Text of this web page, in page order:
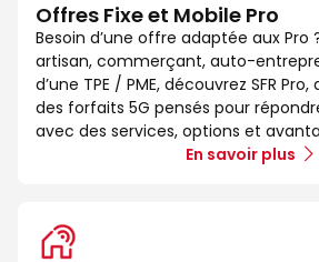
Offres Fixe et Mobile Pro
Besoin d’une offre adaptée aux Pro
artisan, commerçant, auto-
d’une TPE / PME, découvrez SFR
des forfaits 5G pensés pour
avec des services, options et
En savoir plus